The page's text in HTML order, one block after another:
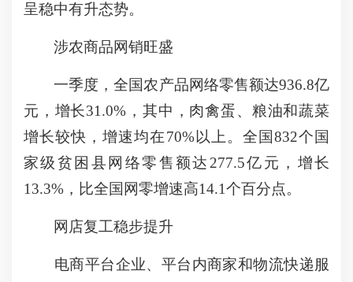
呈稳中有升态势。
涉农商品网销旺盛
一季度，全国农产品网络零售额达936.8亿
元，增长31.0%，其中，肉禽蛋、粮油和蔬菜
增长较快，增速均在70%以上。全国832个国
家级贫困县网络零售额达277.5亿元，增长
13.3%，比全国网零增速高14.1个百分点。
网店复工稳步提升
电商平台企业、平台内商家和物流快递服